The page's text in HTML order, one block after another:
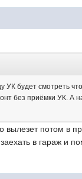
УК будет смотреть
без приёмки УК. А
вылезет потом в
в гараж и